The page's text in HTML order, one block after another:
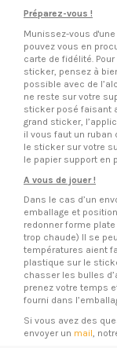
Préparez-vous !
Munissez-vous
pouvez vous en
carte de fidélité.
sticker, pensez à
possible avec de
ne reste sur votre
sticker posé faisant
grand sticker,
il vous faut un ruban
le sticker sur votre
le papier support en
A vous de jouer !
Dans le cas d’un
emballage et
redonner forme
trop chaude) Il se
températures aient
plastique sur le
chasser les bulles
prenez votre temps
fourni dans
Si vous avez des
envoyer un mail ,